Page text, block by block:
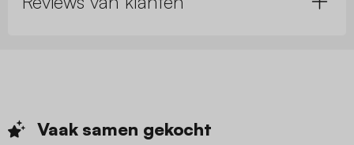
Vaak samen gekocht